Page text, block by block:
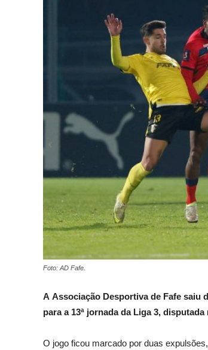
Foto: AD Fafe.
A Associação Desportiva de Fafe saiu
para a 13ª jornada da Liga 3,
O jogo ficou marcado por duas